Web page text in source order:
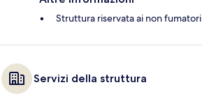
Struttura riservata ai non fumatori
Servizi della struttura